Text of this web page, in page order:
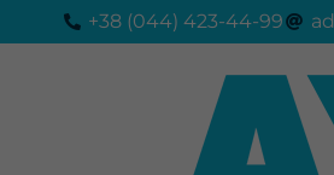
+38 (044) 423-44-99